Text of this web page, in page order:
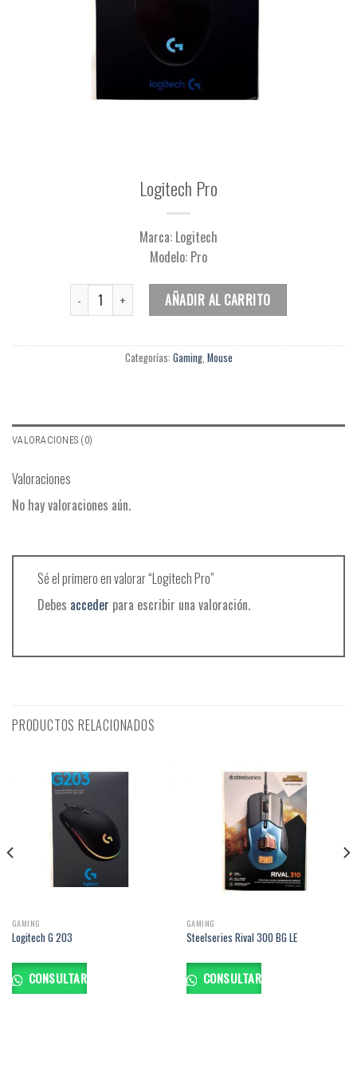
Logitech Pro
Marca: Logitech
Modelo: Pro
Cantidad AÑADIR AL CARRITO
Categorías: Gaming, Mouse
VALORACIONES (0)
Valoraciones
No hay valoraciones aún.
Sé el primero en valorar “Logitech Pro”
Debes acceder para escribir una valoración.
PRODUCTOS RELACIONADOS
GAMING
Logitech G 203
CONSULTAR
GAMING
Steelseries Rival 300 BG LE
CONSULTAR